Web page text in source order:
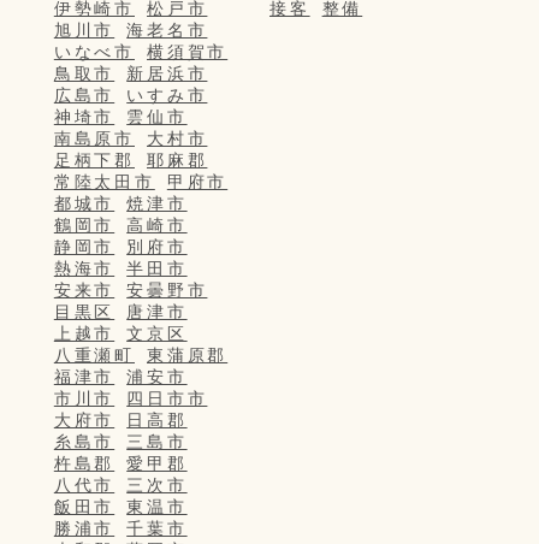
伊勢崎市
松戸市
旭川市
海老名市
いなべ市
横須賀市
鳥取市
新居浜市
広島市
いすみ市
神埼市
雲仙市
南島原市
大村市
足柄下郡
耶麻郡
常陸太田市
甲府市
都城市
焼津市
鶴岡市
高崎市
静岡市
別府市
熱海市
半田市
安来市
安曇野市
目黒区
唐津市
上越市
文京区
八重瀬町
東蒲原郡
福津市
浦安市
市川市
四日市市
大府市
日高郡
糸島市
三島市
杵島郡
愛甲郡
八代市
三次市
飯田市
東温市
勝浦市
千葉市
接客 整備